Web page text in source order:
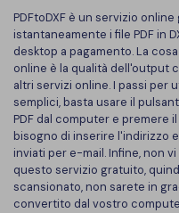
Contatta il supporto
Specifiche tecniche
Aggiornamenti
Centro di download
Aggiorna a PDFelement
PDFtoDXF è un servizio
istantaneamente i file PDF in
desktop a pagamento. La
online è la qualità dell'output
altri servizi online. I passi per
semplici, basta usare il
PDF dal computer e premere
bisogno di inserire l'indirizzo
inviati per e-mail. Infine, non
questo servizio gratuito,
scansionato, non sarete in
convertito dal vostro